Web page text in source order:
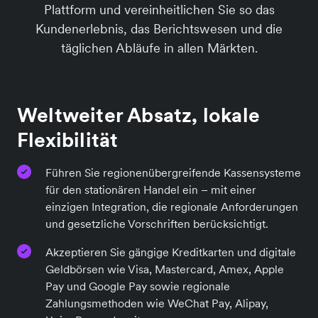
Plattform und vereinheitlichen Sie so das
Kundenerlebnis, das Berichtswesen und die
täglichen Abläufe in allen Märkten.
Weltweiter Absatz, lokale
Flexibilität
Führen Sie regionenübergreifende Kassensysteme
für den stationären Handel ein – mit einer
einzigen Integration, die regionale Anforderungen
und gesetzliche Vorschriften berücksichtigt.
Akzeptieren Sie gängige Kreditkarten und digitale
Geldbörsen wie Visa, Mastercard, Amex, Apple
Pay und Google Pay sowie regionale
Zahlungsmethoden wie WeChat Pay, Alipay,